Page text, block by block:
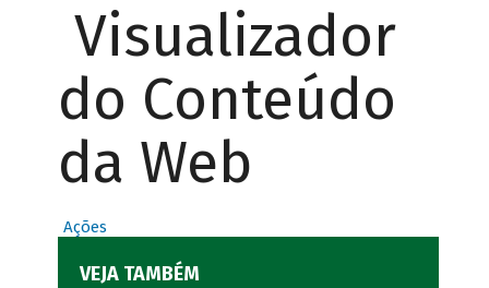
Visualizador
do Conteúdo
da Web
Ações
VEJA TAMBÉM